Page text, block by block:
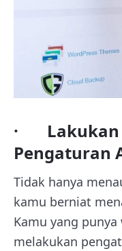
· Lakukan
Pengaturan
Tidak hanya
kamu berniat
Kamu yang
melakukan